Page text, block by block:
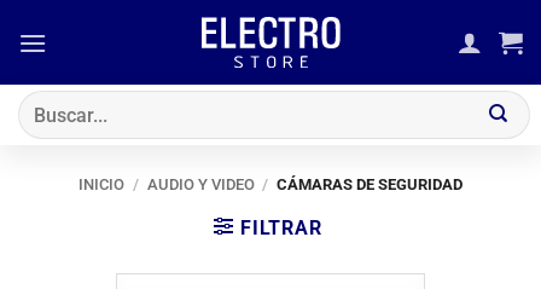
Buscar
por:
INICIO / AUDIO Y VIDEO / CÁMARAS DE SEGURIDAD
FILTRAR